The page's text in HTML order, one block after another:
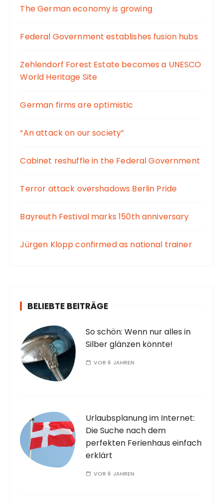
The German economy is growing
Federal Government establishes fusion hubs
Zehlendorf Forest Estate becomes a UNESCO
World Heritage Site
German firms are optimistic
“An attack on our society”
Cabinet reshuffle in the Federal Government
Terror attack overshadows Berlin Pride
Bayreuth Festival marks 150th anniversary
Jürgen Klopp confirmed as national trainer
BELIEBTE BEITRÄGE
So schön: Wenn nur alles in
Silber glänzen könnte!
VOR 6 JAHREN
Urlaubsplanung im Internet:
Die Suche nach dem
perfekten Ferienhaus einfach
erklärt
VOR 6 JAHREN